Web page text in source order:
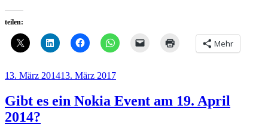
teilen:
Mehr
Veröffentlicht
13. März 201413. März 2017
Gibt es ein Nokia Event am 19. April
2014?